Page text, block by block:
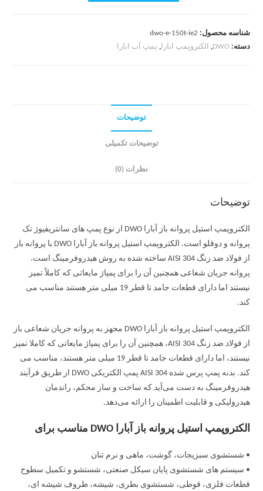
شناسه محصول: dwo-e-150t-ie2
دسته: DWO
, الکتروپمپ ابارا, پمپ آب ابارا
توضیحات
توضیحات تکمیلی
نظرات (0)
توضیحات
الکتروپمپ استیل پروانه باز آبارا DWO از نوع پمپ های سانتریفیوژ تک
پروانه و دوقلو است. الکتروپمپ استیل پروانه باز آبارا DWO با پروانه باز
از فولاد ضد زنگ AISI 304 ساخته شده به روش هیدروفرمینگ است.
پروانه جریان شعاعی همچنین آن را برای پمپاژ مایعاتی که کاملاً تمیز
نیستند اما دارای قطعات جامد تا قطر 19 میلی متر هستند مناسب می
کند.
الکتروپمپ استیل پروانه باز آبارا DWO مجهز به پروانه جریان شعاعی باز
از فولاد ضد زنگ AISI 304، همچنین آن را برای پمپاژ مایعاتی که کاملا تمیز
نیستند، اما دارای قطعات جامد تا قطر 19 میلی متر هستند، مناسب می
کند. بدنه پمپ پرس شده AISI 304 پمپ الکتریکی DWO از طریق فرآیند
هیدروفرمینگ به دست می‌آید که ساخت و ساز محکم، راندمان
هیدرولیکی و قابلیت اطمینان را ارائه می‌دهد.
الکتروپمپ استیل پروانه باز آبارا DWO مناسب برای
• شستشوی سبزیجات، گوشت، ماهی و نرم تنان
• سیستم های شستشوی پایان سیکل صنعتی، شستشو و تکمیل سطوح
قطعات فلزی، قوطی، شستشوی بطری، شیشه، ظروف شیشه ای،